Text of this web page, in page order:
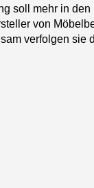
soll mehr in
von
verfolgen sie